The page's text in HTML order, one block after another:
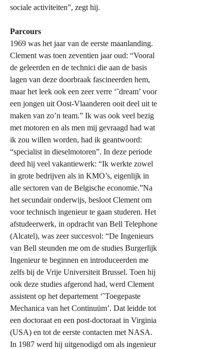
sociale activiteiten”, zegt hij.
Parcours
1969 was het jaar van de eerste maanlanding.
Clement was toen zeventien jaar oud: “Vooral
de geleerden en de technici die aan de basis
lagen van deze doorbraak fascineerden hem,
maar het leek ook een zeer verre ‘˜dream’ voor
een jongen uit Oost-Vlaanderen ooit deel uit te
maken van zo’n team.” Ik was ook veel bezig
met motoren en als men mij gevraagd had wat
ik zou willen worden, had ik geantwoord:
“specialist in dieselmotoren”. In deze periode
deed hij veel vakantiewerk: “Ik werkte zowel
in grote bedrijven als in KMO’s, eigenlijk in
alle sectoren van de Belgische economie.”Na
het secundair onderwijs, besloot Clement om
voor technisch ingenieur te gaan studeren. Het
afstudeerwerk, in opdracht van Bell Telephone
(Alcatel), was zeer succesvol: “De Ingenieurs
van Bell steunden me om de studies Burgerlijk
Ingenieur te beginnen en introduceerden me
zelfs bij de Vrije Universiteit Brussel. Toen hij
ook deze studies afgerond had, werd Clement
assistent op het departement ‘˜Toegepaste
Mechanica van het Continuüm’. Dat leidde tot
een doctoraat en een post-doctoraat in Virginia
(USA) en tot de eerste contacten met NASA.
In 1987 werd hij uitgenodigd om als ingenieur